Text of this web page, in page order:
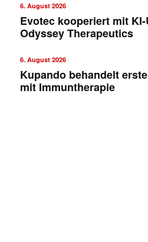
6. August 2026
Evotec kooperiert mit
Odyssey Therapeutics
6. August 2026
Kupando behandelt
mit Immuntherapie